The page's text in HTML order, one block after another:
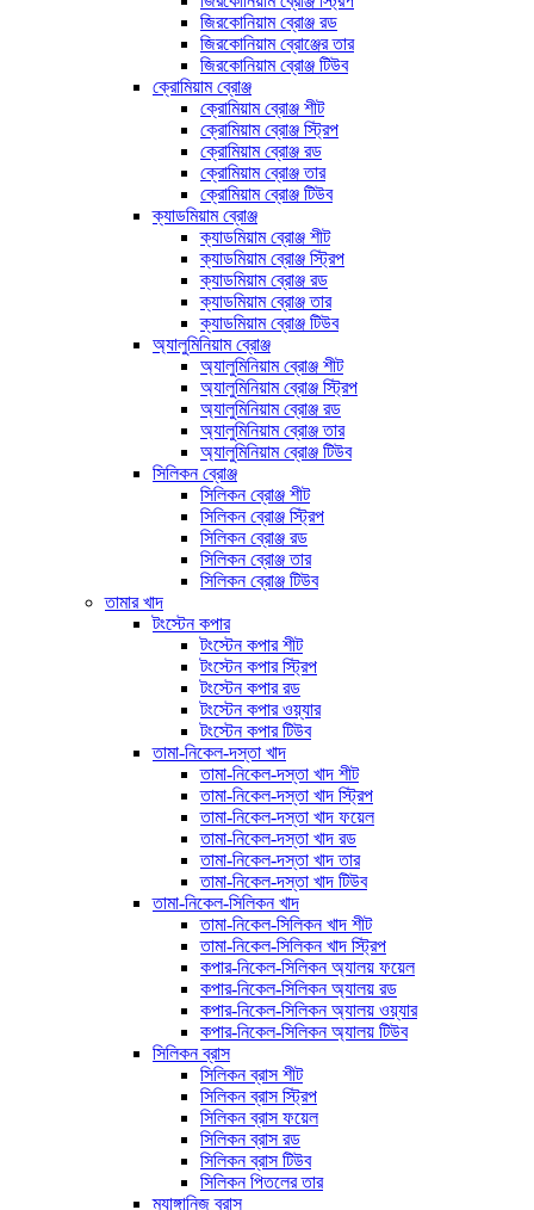
জিরকোনিয়াম ব্রোঞ্জ রড
জিরকোনিয়াম ব্রোঞ্জের তার
জিরকোনিয়াম ব্রোঞ্জ টিউব
ক্রোমিয়াম ব্রোঞ্জ
ক্রোমিয়াম ব্রোঞ্জ শীট
ক্রোমিয়াম ব্রোঞ্জ স্ট্রিপ
ক্রোমিয়াম ব্রোঞ্জ রড
ক্রোমিয়াম ব্রোঞ্জ তার
ক্রোমিয়াম ব্রোঞ্জ টিউব
ক্যাডমিয়াম ব্রোঞ্জ
ক্যাডমিয়াম ব্রোঞ্জ শীট
ক্যাডমিয়াম ব্রোঞ্জ স্ট্রিপ
ক্যাডমিয়াম ব্রোঞ্জ রড
ক্যাডমিয়াম ব্রোঞ্জ তার
ক্যাডমিয়াম ব্রোঞ্জ টিউব
অ্যালুমিনিয়াম ব্রোঞ্জ
অ্যালুমিনিয়াম ব্রোঞ্জ শীট
অ্যালুমিনিয়াম ব্রোঞ্জ স্ট্রিপ
অ্যালুমিনিয়াম ব্রোঞ্জ রড
অ্যালুমিনিয়াম ব্রোঞ্জ তার
অ্যালুমিনিয়াম ব্রোঞ্জ টিউব
সিলিকন ব্রোঞ্জ
সিলিকন ব্রোঞ্জ শীট
সিলিকন ব্রোঞ্জ স্ট্রিপ
সিলিকন ব্রোঞ্জ রড
সিলিকন ব্রোঞ্জ তার
সিলিকন ব্রোঞ্জ টিউব
তামার খাদ
টংস্টেন কপার
টংস্টেন কপার শীট
টংস্টেন কপার স্ট্রিপ
টংস্টেন কপার রড
টংস্টেন কপার ওয়্যার
টংস্টেন কপার টিউব
তামা-নিকেল-দস্তা খাদ
তামা-নিকেল-দস্তা খাদ শীট
তামা-নিকেল-দস্তা খাদ স্ট্রিপ
তামা-নিকেল-দস্তা খাদ ফয়েল
তামা-নিকেল-দস্তা খাদ রড
তামা-নিকেল-দস্তা খাদ তার
তামা-নিকেল-দস্তা খাদ টিউব
তামা-নিকেল-সিলিকন খাদ
তামা-নিকেল-সিলিকন খাদ শীট
তামা-নিকেল-সিলিকন খাদ স্ট্রিপ
কপার-নিকেল-সিলিকন অ্যালয় ফয়েল
কপার-নিকেল-সিলিকন অ্যালয় রড
কপার-নিকেল-সিলিকন অ্যালয় ওয়্যার
কপার-নিকেল-সিলিকন অ্যালয় টিউব
সিলিকন ব্রাস
সিলিকন ব্রাস শীট
সিলিকন ব্রাস স্ট্রিপ
সিলিকন ব্রাস ফয়েল
সিলিকন ব্রাস রড
সিলিকন ব্রাস টিউব
সিলিকন পিতলের তার
ম্যাঙ্গানিজ ব্রাস